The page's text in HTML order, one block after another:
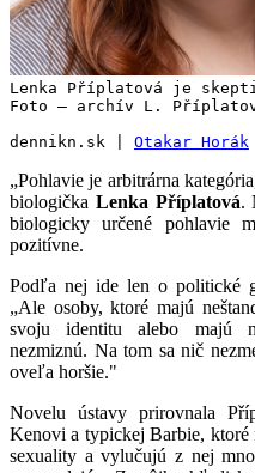
Lenka Příplatová je
Foto – archív L.
dennikn.sk | Otakar Horák
„Pohlavie je arbitrárna
biologička Lenka Příplatová.
biologicky určené pohlavie
pozitívne.
Podľa nej ide len o politické
„Ale osoby, ktoré majú
svoju identitu alebo majú
nezmiznú. Na tom sa nič
oveľa horšie."
Novelu ústavy prirovnala
Kenovi a typickej Barbie, ktoré
sexuality a vylučujú z nej